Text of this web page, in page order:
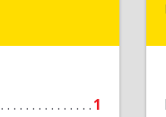
1
Подробнее